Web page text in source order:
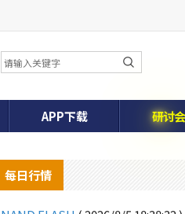
APP下载 研讨会
每日行情